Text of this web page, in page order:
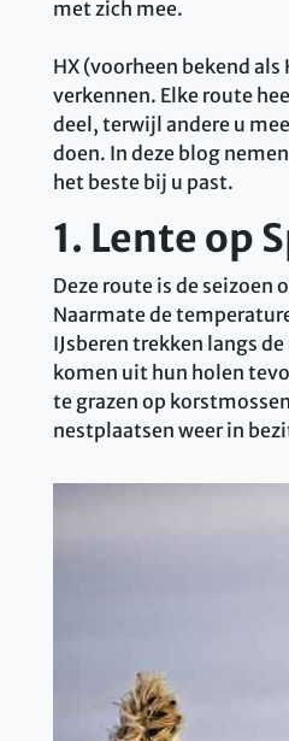
met zich mee.
HX (voorheen bekend
verkennen. Elke route
deel, terwijl andere u
doen. In deze blog
het beste bij u past.
1. Lente op
Deze route is de seizoen
Naarmate de
IJsberen trekken langs
komen uit hun holen
te grazen op
nestplaatsen weer in